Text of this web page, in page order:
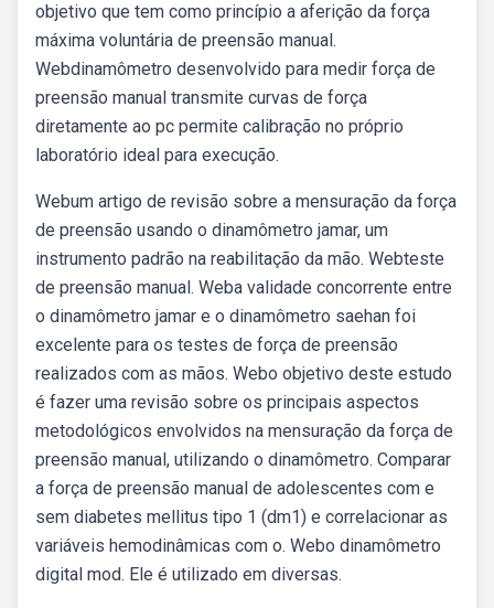
objetivo que tem como princípio a aferição da força
máxima voluntária de preensão manual.
Webdinamômetro desenvolvido para medir força de
preensão manual transmite curvas de força
diretamente ao pc permite calibração no próprio
laboratório ideal para execução.
Webum artigo de revisão sobre a mensuração da força
de preensão usando o dinamômetro jamar, um
instrumento padrão na reabilitação da mão. Webteste
de preensão manual. Weba validade concorrente entre
o dinamômetro jamar e o dinamômetro saehan foi
excelente para os testes de força de preensão
realizados com as mãos. Webo objetivo deste estudo
é fazer uma revisão sobre os principais aspectos
metodológicos envolvidos na mensuração da força de
preensão manual, utilizando o dinamômetro. Comparar
a força de preensão manual de adolescentes com e
sem diabetes mellitus tipo 1 (dm1) e correlacionar as
variáveis hemodinâmicas com o. Webo dinamômetro
digital mod. Ele é utilizado em diversas.